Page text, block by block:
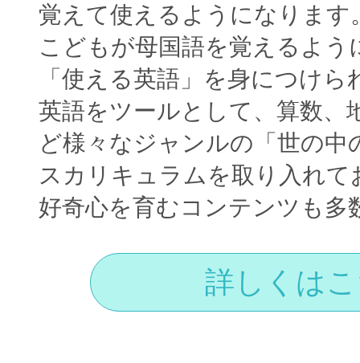
覚えて使えるようになります
こどもが母国語を覚えるよう
「使える英語」を身につけら
英語をツールとして、算数、
ど様々なジャンルの「世の中
スカリキュラムを取り入れて
好奇心を育むコンテンツも多
詳しくは